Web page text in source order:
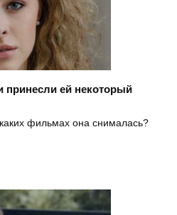
принесли ей некоторый
фильмах она снималась?